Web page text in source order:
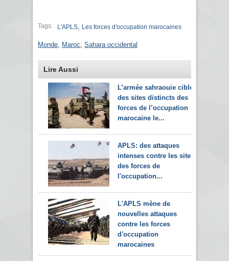
Tags: L'APLS Les forces d'occupation marocaines
Monde Maroc Sahara occidental
Lire Aussi
L’armée sahraouie cible
des sites distincts des
forces de l’occupation
marocaine le...
APLS: des attaques
intenses contre les sites
des forces de
l'occupation...
L'APLS mène de
nouvelles attaques
contre les forces
d'occupation
marocaines